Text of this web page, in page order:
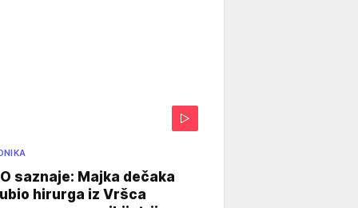
saznaje: Majka dečaka
hirurga iz Vršca